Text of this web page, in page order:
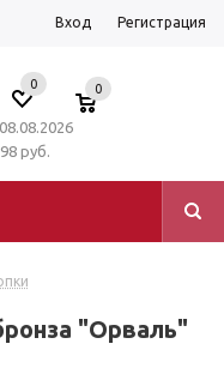
Вход Регистрация
0 0
руб.
"Орваль"